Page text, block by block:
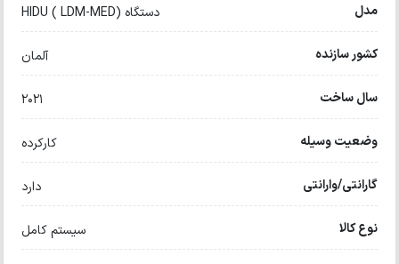
مدل دستگاه HIDU ( LDM-MED)
کشور سازنده آلمان
سال ساخت ۲۰۲۱
وضعیت وسیله کارکرده
گارانتی/وارانتی دارد
نوع کالا سیستم کامل